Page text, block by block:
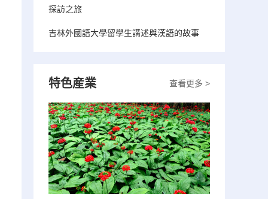
探訪之旅
吉林外國語大學留學生講述與漢語的故事
查看更多 >
特色産業